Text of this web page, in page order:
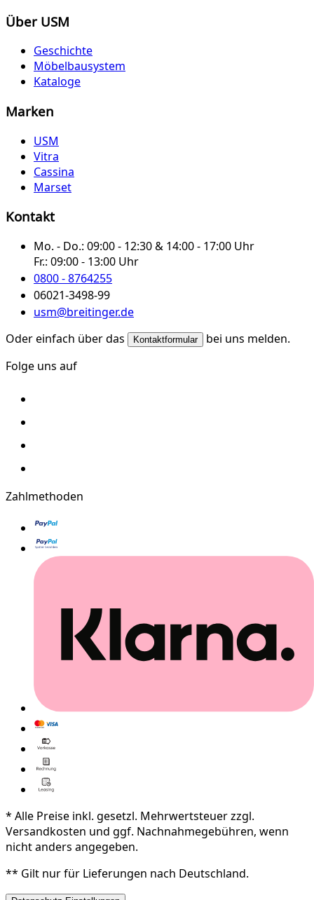
Über USM
Geschichte
Möbelbausystem
Kataloge
Marken
USM
Vitra
Cassina
Marset
Kontakt
Mo. - Do.: 09:00 - 12:30 & 14:00 - 17:00 Uhr
Fr.: 09:00 - 13:00 Uhr
0800 - 8764255
06021-3498-99
usm@breitinger.de
Oder einfach über das
Kontaktformular
bei uns melden.
Folge uns auf
Zahlmethoden
* Alle Preise inkl. gesetzl. Mehrwertsteuer zzgl.
Versandkosten und ggf. Nachnahmegebühren, wenn
nicht anders angegeben.
** Gilt nur für Lieferungen nach Deutschland.